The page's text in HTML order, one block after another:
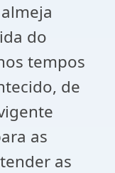
do
tempos
de
as
as